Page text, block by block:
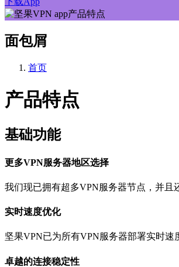
面包屑
首页
产品特点
基础功能
更多VPN服务器地区选择
我们现已拥有超多VPN服务器节点，并且
实时速度优化
坚果VPN已为所有VPN服务器部署实时速
卓越的连接稳定性